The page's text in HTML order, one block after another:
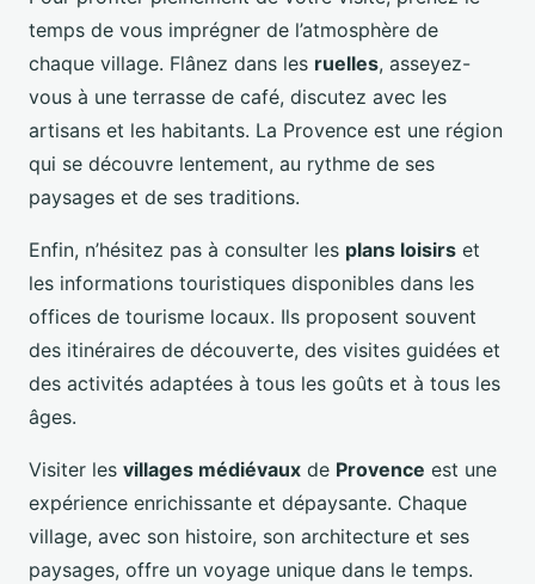
temps de vous imprégner de l’atmosphère de
chaque village. Flânez dans les ruelles, asseyez-
vous à une terrasse de café, discutez avec les
artisans et les habitants. La Provence est une région
qui se découvre lentement, au rythme de ses
paysages et de ses traditions.
Enfin, n’hésitez pas à consulter les plans loisirs et
les informations touristiques disponibles dans les
offices de tourisme locaux. Ils proposent souvent
des itinéraires de découverte, des visites guidées et
des activités adaptées à tous les goûts et à tous les
âges.
Visiter les villages médiévaux de Provence est une
expérience enrichissante et dépaysante. Chaque
village, avec son histoire, son architecture et ses
paysages, offre un voyage unique dans le temps.